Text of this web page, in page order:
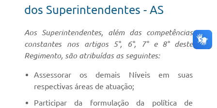
dos Superintendentes - AS
Aos Superintendentes, além das competências
constantes nos artigos 5°, 6°, 7° e 8° deste
Regimento, são atribuídas as seguintes:
Assessorar os demais Níveis em suas
respectivas áreas de atuação;
Participar da formulação da política de